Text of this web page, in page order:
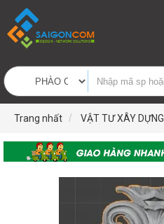
Trang nhất VẬT TƯ XÂY DỰNG